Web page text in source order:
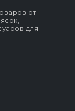
от
для